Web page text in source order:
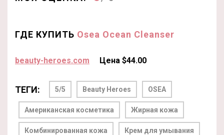
ГДЕ КУПИТЬ Osea Ocean Cleanser
beauty-heroes.com Цена $44.00
ТЕГИ: 5/5 Beauty Heroes OSEA
Американская косметика Жирная кожа
Комбинированная кожа Крем для умывания